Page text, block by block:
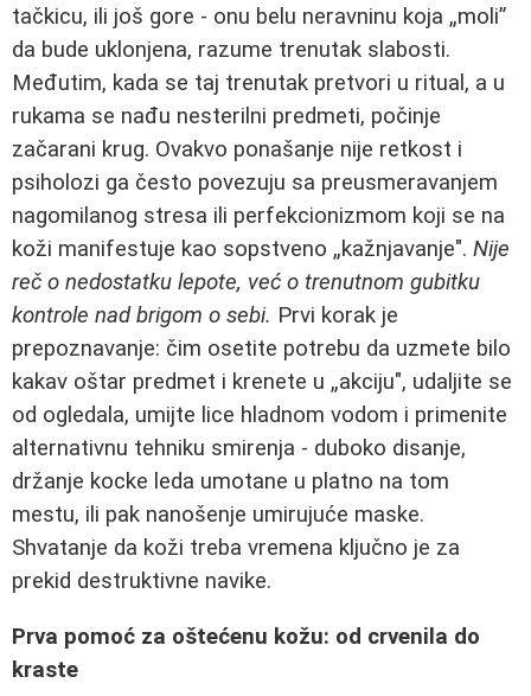
tačkicu, ili još gore - onu belu neravninu koja „moli”
da bude uklonjena, razume trenutak slabosti.
Međutim, kada se taj trenutak pretvori u ritual, a u
rukama se nađu nesterilni predmeti, počinje
začarani krug. Ovakvo ponašanje nije retkost i
psiholozi ga često povezuju sa preusmeravanjem
nagomilanog stresa ili perfekcionizmom koji se na
koži manifestuje kao sopstveno „kažnjavanje". Nije
reč o nedostatku lepote, već o trenutnom gubitku
kontrole nad brigom o sebi. Prvi korak je
prepoznavanje: čim osetite potrebu da uzmete bilo
kakav oštar predmet i krenete u „akciju", udaljite se
od ogledala, umijte lice hladnom vodom i primenite
alternativnu tehniku smirenja - duboko disanje,
držanje kocke leda umotane u platno na tom
mestu, ili pak nanošenje umirujuće maske.
Shvatanje da koži treba vremena ključno je za
prekid destruktivne navike.
Prva pomoć za oštećenu kožu: od crvenila do
kraste